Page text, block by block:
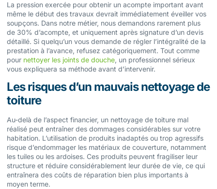
La pression exercée pour obtenir un acompte important avant
même le début des travaux devrait immédiatement éveiller vos
soupçons. Dans notre métier, nous demandons rarement plus
de 30% d’acompte, et uniquement après signature d’un devis
détaillé. Si quelqu’un vous demande de régler l’intégralité de la
prestation à l’avance, refusez catégoriquement. Tout comme
pour nettoyer les joints de douche, un professionnel sérieux
vous expliquera sa méthode avant d’intervenir.
Les risques d’un mauvais nettoyage de
toiture
Au-delà de l’aspect financier, un nettoyage de toiture mal
réalisé peut entraîner des dommages considérables sur votre
habitation. L’utilisation de produits inadaptés ou trop agressifs
risque d’endommager les matériaux de couverture, notamment
les tuiles ou les ardoises. Ces produits peuvent fragiliser leur
structure et réduire considérablement leur durée de vie, ce qui
entraînera des coûts de réparation bien plus importants à
moyen terme.